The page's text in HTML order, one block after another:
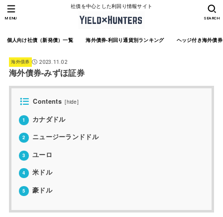
社債を中心とした利回り情報サイト
個人向け社債（新発債）一覧 海外債券-利回り通貨別ランキング ヘッジ付き海外債
SEARCH
MENU
海外債券 2023.11.02
海外債券-みずほ証券
Contents [hide]
1 カナダドル
2 ニュージーランドドル
3 ユーロ
4 米ドル
5 豪ドル